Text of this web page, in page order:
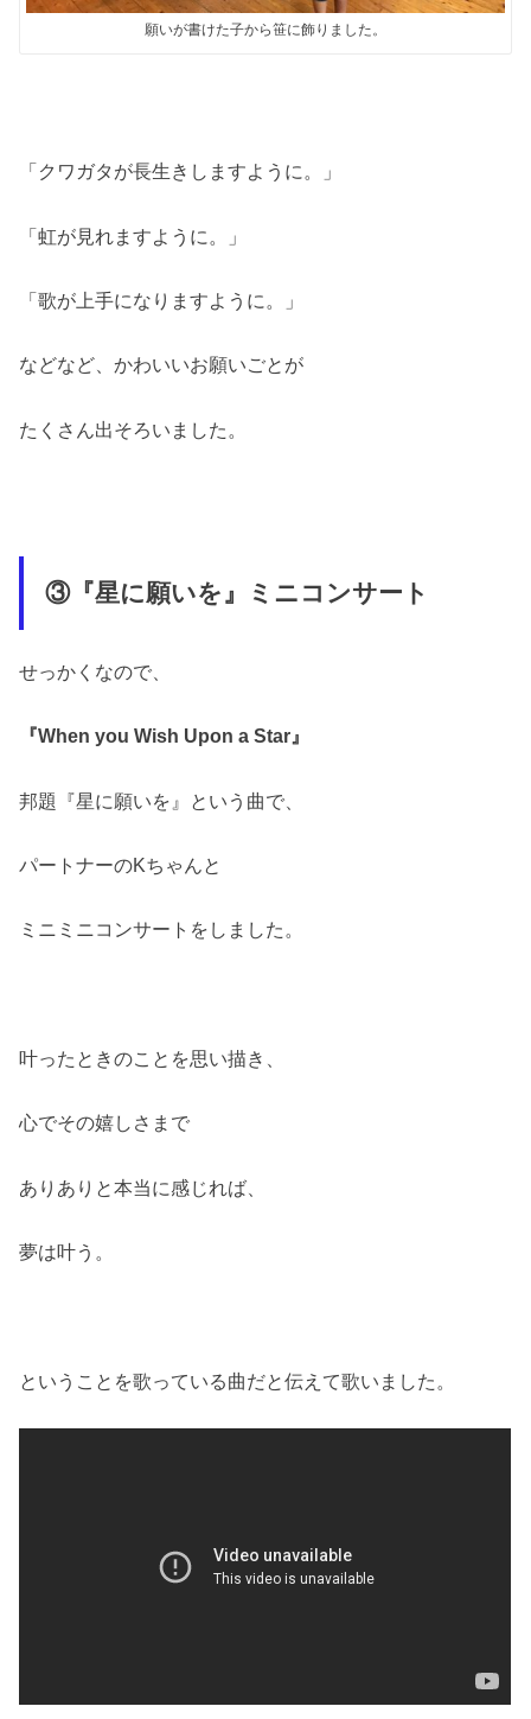
願いが書けた子から笹に飾りました。
「クワガタが長生きしますように。」
「虹が見れますように。」
「歌が上手になりますように。」
などなど、かわいいお願いごとが
たくさん出そろいました。
③『星に願いを』ミニコンサート
せっかくなので、
『When you Wish Upon a Star』
邦題『星に願いを』という曲で、
パートナーのKちゃんと
ミニミニコンサートをしました。
叶ったときのことを思い描き、
心でその嬉しさまで
ありありと本当に感じれば、
夢は叶う。
ということを歌っている曲だと伝えて歌いました。